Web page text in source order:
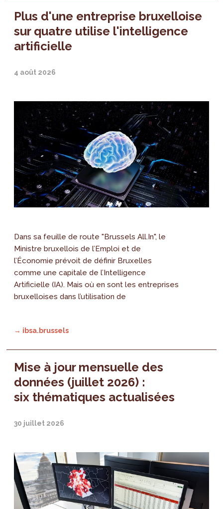
Plus d'une entreprise bruxelloise
sur quatre utilise l'intelligence
artificielle
4 août 2026
Dans sa feuille de route "Brussels All.In", le
Ministre bruxellois de l’Emploi et de
l’Économie prévoit de définir Bruxelles
comme une capitale de l’Intelligence
Artificielle (IA). Mais où en sont les entreprises
bruxelloises dans l’utilisation de
→ ibsa.brussels
Mise à jour mensuelle des
données (juillet 2026) :
six thématiques actualisées
30 juillet 2026